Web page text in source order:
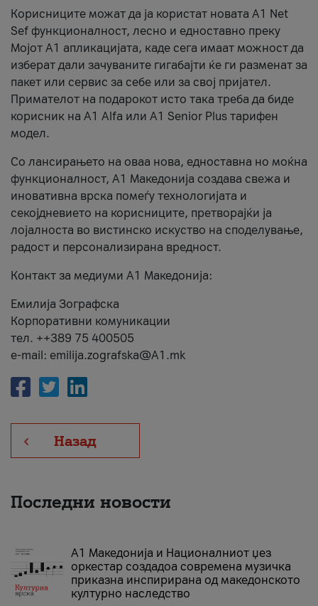
Корисниците можат да ја користат новата А1 Net
Sef функционалност, лесно и едноставно преку
Мојот А1 апликацијата, каде сега имаат можност да
изберат дали зачуваните гигабајти ќе ги разменат за
пакет или сервис за себе или за свој пријател.
Примателот на подарокот исто така треба да биде
корисник на А1 Alfa или A1 Senior Plus тарифен
модел.
Со лансирањето на оваа нова, едноставна но моќна
функционалност, А1 Македонија создава свежа и
иновативна врска помеѓу технологијата и
секојдневието на корисниците, претворајќи ја
лојалноста во вистинско искуство на споделување,
радост и персонализирана вредност.
Контакт за медиуми А1 Македонија:
Емилија Зографска
Корпоративни комуникации
тел. ++389 75 400505
e-mail: emilija.zografska@A1.mk
Назад
Последни новости
А1 Македонија и Националниот џез
оркестар создадоа современа музичка
приказна инспирирана од македонското
културно наследство